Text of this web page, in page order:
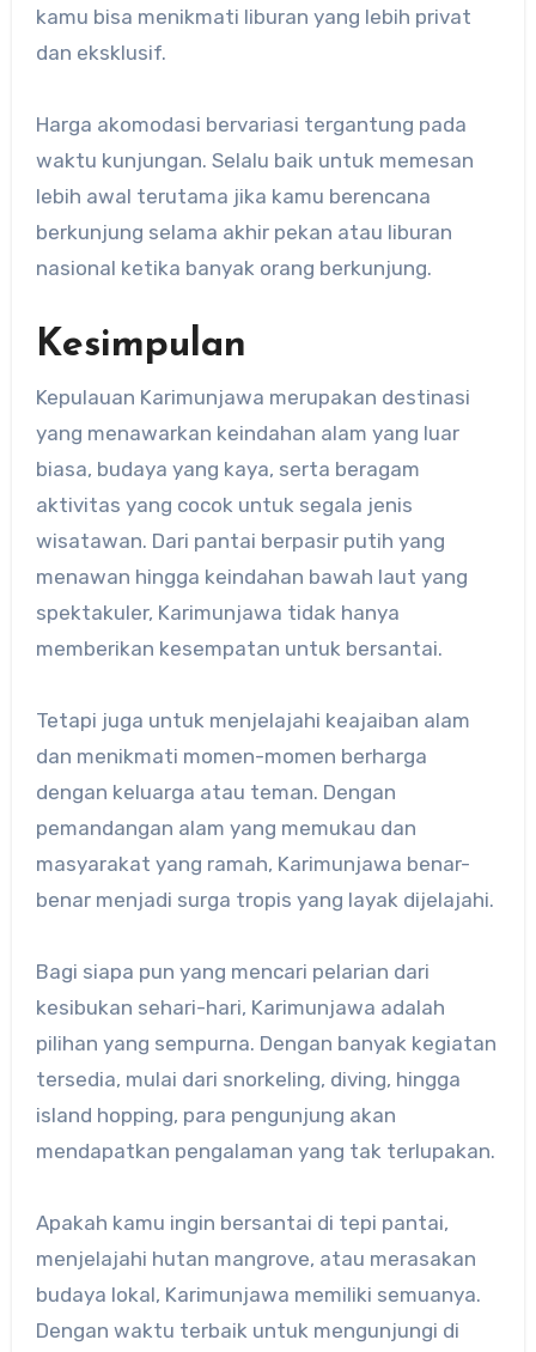
kamu bisa menikmati liburan yang lebih privat
dan eksklusif.
Harga akomodasi bervariasi tergantung pada
waktu kunjungan. Selalu baik untuk memesan
lebih awal terutama jika kamu berencana
berkunjung selama akhir pekan atau liburan
nasional ketika banyak orang berkunjung.
Kesimpulan
Kepulauan Karimunjawa merupakan destinasi
yang menawarkan keindahan alam yang luar
biasa, budaya yang kaya, serta beragam
aktivitas yang cocok untuk segala jenis
wisatawan. Dari pantai berpasir putih yang
menawan hingga keindahan bawah laut yang
spektakuler, Karimunjawa tidak hanya
memberikan kesempatan untuk bersantai.
Tetapi juga untuk menjelajahi keajaiban alam
dan menikmati momen-momen berharga
dengan keluarga atau teman. ​Dengan
pemandangan alam yang memukau dan
masyarakat yang ramah, Karimunjawa benar-
benar menjadi surga tropis yang layak dijelajahi.​
Bagi siapa pun yang mencari pelarian dari
kesibukan sehari-hari, Karimunjawa adalah
pilihan yang sempurna. Dengan banyak kegiatan
tersedia, mulai dari snorkeling, diving, hingga
island hopping, para pengunjung akan
mendapatkan pengalaman yang tak terlupakan.
Apakah kamu ingin bersantai di tepi pantai,
menjelajahi hutan mangrove, atau merasakan
budaya lokal, Karimunjawa memiliki semuanya.
Dengan waktu terbaik untuk mengunjungi di